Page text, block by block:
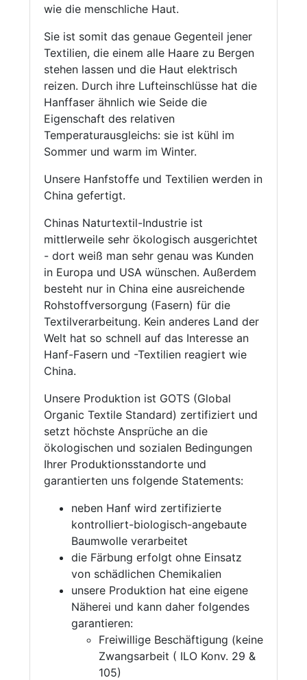
wie die menschliche Haut.
Sie ist somit das genaue Gegenteil jener
Textilien, die einem alle Haare zu Bergen
stehen lassen und die Haut elektrisch
reizen. Durch ihre Lufteinschlüsse hat die
Hanffaser ähnlich wie Seide die
Eigenschaft des relativen
Temperaturausgleichs: sie ist kühl im
Sommer und warm im Winter.
Unsere Hanfstoffe und Textilien werden in
China gefertigt.
Chinas Naturtextil-Industrie ist
mittlerweile sehr ökologisch ausgerichtet
- dort weiß man sehr genau was Kunden
in Europa und USA wünschen. Außerdem
besteht nur in China eine ausreichende
Rohstoffversorgung (Fasern) für die
Textilverarbeitung. Kein anderes Land der
Welt hat so schnell auf das Interesse an
Hanf-Fasern und -Textilien reagiert wie
China.
Unsere Produktion ist GOTS (Global
Organic Textile Standard) zertifiziert und
setzt höchste Ansprüche an die
ökologischen und sozialen Bedingungen
Ihrer Produktionsstandorte und
garantierten uns folgende Statements:
neben Hanf wird zertifizierte
kontrolliert-biologisch-angebaute
Baumwolle verarbeitet
die Färbung erfolgt ohne Einsatz
von schädlichen Chemikalien
unsere Produktion hat eine eigene
Näherei und kann daher folgendes
garantieren:
Freiwillige Beschäftigung (keine
Zwangsarbeit ( ILO Konv. 29 &
105)